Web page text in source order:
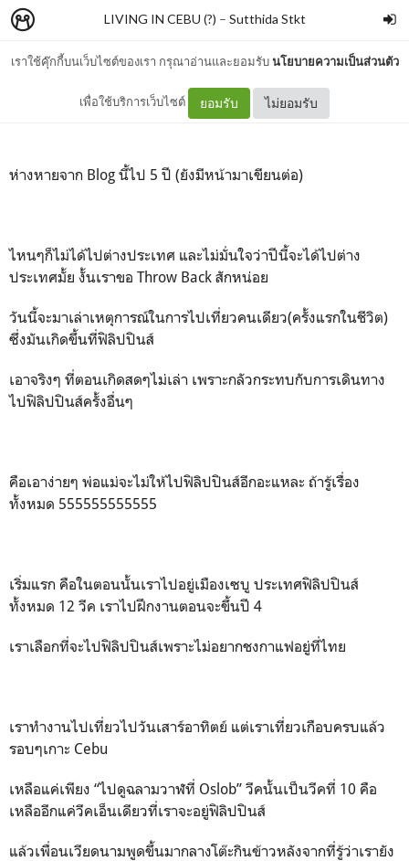
เราใช้คุ๊กกี้บนเว็บไซต์ของเรา กรุณาอ่านและยอมรับนโยบายความเป็นส่วนตัว
เพื่อใช้บริการเว็บไซต์ ยอมรับ ไม่ยอมรับ
LIVING IN CEBU (?) – Sutthida Stkt
Oslob & Bohol: 2016
ห่างหายจาก Blog นี้ไป 5 ปี (ยังมีหน้ามาเขียนต่อ)
ไหนๆก็ไม่ได้ไปต่างประเทศ และไม่มั่นใจว่าปีนี้จะได้ไปต่าง
ประเทศมั้ย งั้นเราขอ Throw Back สักหน่อย
วันนี้จะมาเล่าเหตุการณ์ในการไปเที่ยวคนเดียว(ครั้งแรกในชีวิต)
ซึ่งมันเกิดขึ้นที่ฟิลิปปินส์
เอาจริงๆ ที่ตอนเกิดสดๆไม่เล่า เพราะกลัวกระทบกับการเดินทาง
ไปฟิลิปปินส์ครั้งอื่นๆ
คือเอาง่ายๆ พ่อแม่จะไม่ให้ไปฟิลิปปินส์อีกอะแหละ ถ้ารู้เรื่อง
ทั้งหมด 555555555555
เริ่มแรก คือในตอนนั้นเราไปอยู่เมืองเซบู ประเทศฟิลิปปินส์
ทั้งหมด 12 วีค เราไปฝึกงานตอนจะขึ้นปี 4
เราเลือกที่จะไปฟิลิปปินส์เพราะไม่อยากชงกาแฟอยู่ที่ไทย
เราทำงานไปเที่ยวไปวันเสาร์อาทิตย์ แต่เราเที่ยวเกือบครบแล้ว
รอบๆเกาะ Cebu
เหลือแค่เพียง “ไปดูฉลามวาฬที่ Oslob” วีคนั้นเป็นวีคที่ 10 คือ
เหลืออีกแค่วีคเอ็นเดียวที่เราจะอยู่ฟิลิปปินส์
แล้วเพื่อนเวียดนามพูดขึ้นมากลางโต๊ะกินข้าวหลังจากที่รู้ว่าเรายัง